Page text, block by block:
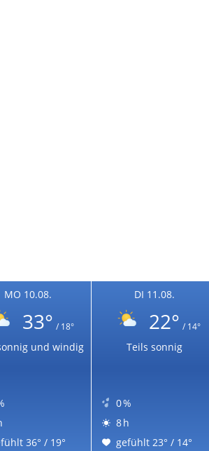
MO 10.08.
33° / 18°
und windig
36° / 19°
DI 11.08.
22° / 14°
Teils sonnig
0 %
8 h
gefühlt 23° / 14°